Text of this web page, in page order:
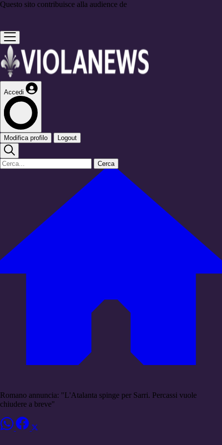
Questo sito contribuisce alla audience de
Accedi
Modifica profilo Logout
Cerca
Romano annuncia: "L'Atalanta spinge per Sarri. Percassi vuole
chiudere a breve"